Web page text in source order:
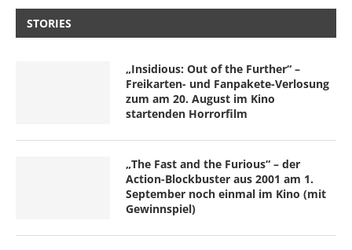
STORIES
„Insidious: Out of the Further“ –
Freikarten- und Fanpakete-Verlosung
zum am 20. August im Kino
startenden Horrorfilm
„The Fast and the Furious“ – der
Action-Blockbuster aus 2001 am 1.
September noch einmal im Kino (mit
Gewinnspiel)